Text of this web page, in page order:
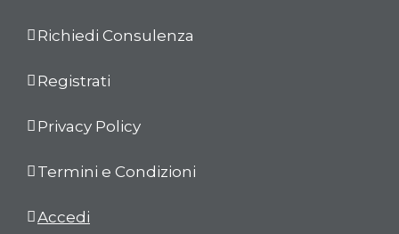
Richiedi Consulenza
Registrati
Privacy Policy
Termini e Condizioni
Accedi